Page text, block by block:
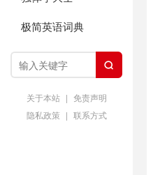
极简英语词典

关于本站 | 免责声明
隐私政策 | 联系方式